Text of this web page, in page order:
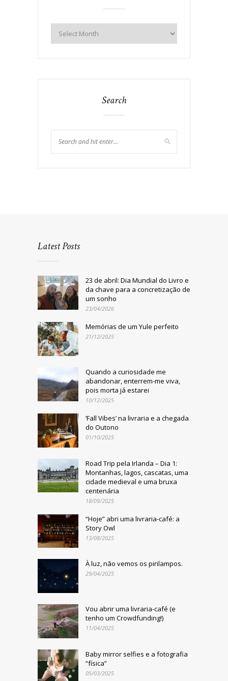
Search
Latest Posts
23 de abril: Dia Mundial do Livro e
da chave para a concretização de
um sonho
23/04/2026
Memórias de um Yule perfeito
21/12/2025
Quando a curiosidade me
abandonar, enterrem-me viva,
pois morta já estarei
10/12/2025
‘Fall Vibes’ na livraria e a chegada
do Outono
01/10/2025
Road Trip pela Irlanda – Dia 1:
Montanhas, lagos, cascatas, uma
cidade medieval e uma bruxa
centenária
18/09/2025
“Hoje” abri uma livraria-café: a
Story Owl
13/08/2025
À luz, não vemos os pirilampos.
29/04/2025
Vou abrir uma livraria-café (e
tenho um Crowdfunding!)
11/04/2025
Baby mirror selfies e a fotografia
“física”
05/03/2025